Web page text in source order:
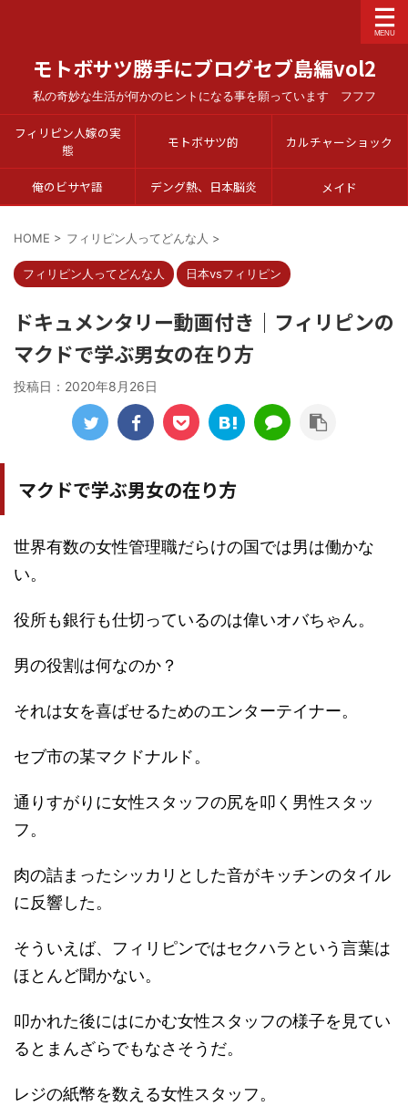
モトボサツ勝手にブログセブ島編vol2
私の奇妙な生活が何かのヒントになる事を願っています フフフ
フィリピン人嫁の実
態
モトボサツ的 カルチャーショック
俺のビサヤ語 デング熱、日本脳炎 メイド
HOME > フィリピン人ってどんな人 >
フィリピン人ってどんな人 日本vsフィリピン
ドキュメンタリー動画付き｜フィリピンの
マクドで学ぶ男女の在り方
投稿日： 2020年8月26日
マクドで学ぶ男女の在り方
世界有数の女性管理職だらけの国では男は働かな
い。
役所も銀行も仕切っているのは偉いオバちゃん。
男の役割は何なのか？
それは女を喜ばせるためのエンターテイナー。
セブ市の某マクドナルド。
通りすがりに女性スタッフの尻を叩く男性スタッ
フ。
肉の詰まったシッカリとした音がキッチンのタイル
に反響した。
そういえば、フィリピンではセクハラという言葉は
ほとんど聞かない。
叩かれた後にはにかむ女性スタッフの様子を見てい
るとまんざらでもなさそうだ。
レジの紙幣を数える女性スタッフ。